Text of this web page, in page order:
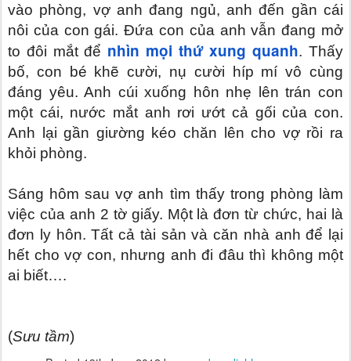
vào phòng, vợ anh đang ngủ, anh đến gần cái
nôi của con gái. Đứa con của anh vẫn đang mở
to đôi mắt để nhìn mọi thứ xung quanh. Thấy
bố, con bé khẽ cười, nụ cười híp mí vô cùng
đáng yêu. Anh cúi xuống hôn nhẹ lên trán con
một cái, nước mắt anh rơi ướt cả gối của con.
Anh lại gần giường kéo chăn lên cho vợ rồi ra
khỏi phòng.
Sáng hôm sau vợ anh tìm thấy trong phòng làm
việc của anh 2 tờ giấy. Một là đơn từ chức, hai là
đơn ly hôn. Tất cả tài sản và căn nhà anh để lại
hết cho vợ con, nhưng anh đi đâu thì không một
ai biết….
(Sưu tầm)